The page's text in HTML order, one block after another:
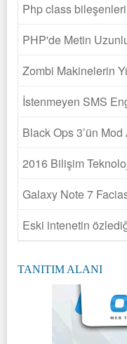
Php class
PHP'de Metin
Zombi Makinelerin
İstenmeyen SMS
Black Ops 3’ün
2016 Bilişim
Galaxy Note 7
Eski intenetin
TANITIM ALANI